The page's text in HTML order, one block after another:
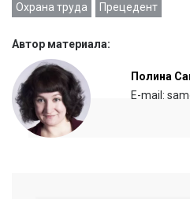
Охрана труда Прецедент
Автор материала:
Полина
E-mail: